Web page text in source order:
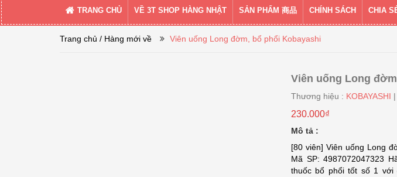
TRANG CHỦ VỀ 3T SHOP HÀNG NHẬT SẢN PHẨM 商品 CHÍNH SÁCH CHIA
Trang chủ / Hàng mới về Viên uống Long đờm, bổ phổi Kobayashi
Viên uống Long
Thương hiệu : KOBAYASHI
230.000₫
Mô tả :
[80 viên] Viên uống Long
Mã SP: 4987072047323
thuốc bổ phổi tốt số 1 với